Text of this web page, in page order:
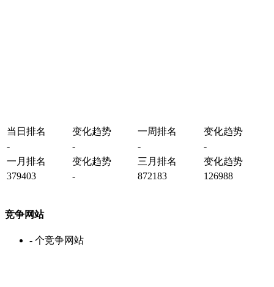
当日排名 变化趋势 一周排名
变化趋势
-
- -
-
一月排名
变化趋势 三月排名
变化趋势
379403
- 872183 126988
竞争网站
- 个竞争网站